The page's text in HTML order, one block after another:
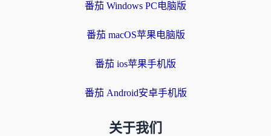
番茄 Windows PC电脑版
番茄 macOS苹果电脑版
番茄 ios苹果手机版
番茄 Android安卓手机版
关于我们